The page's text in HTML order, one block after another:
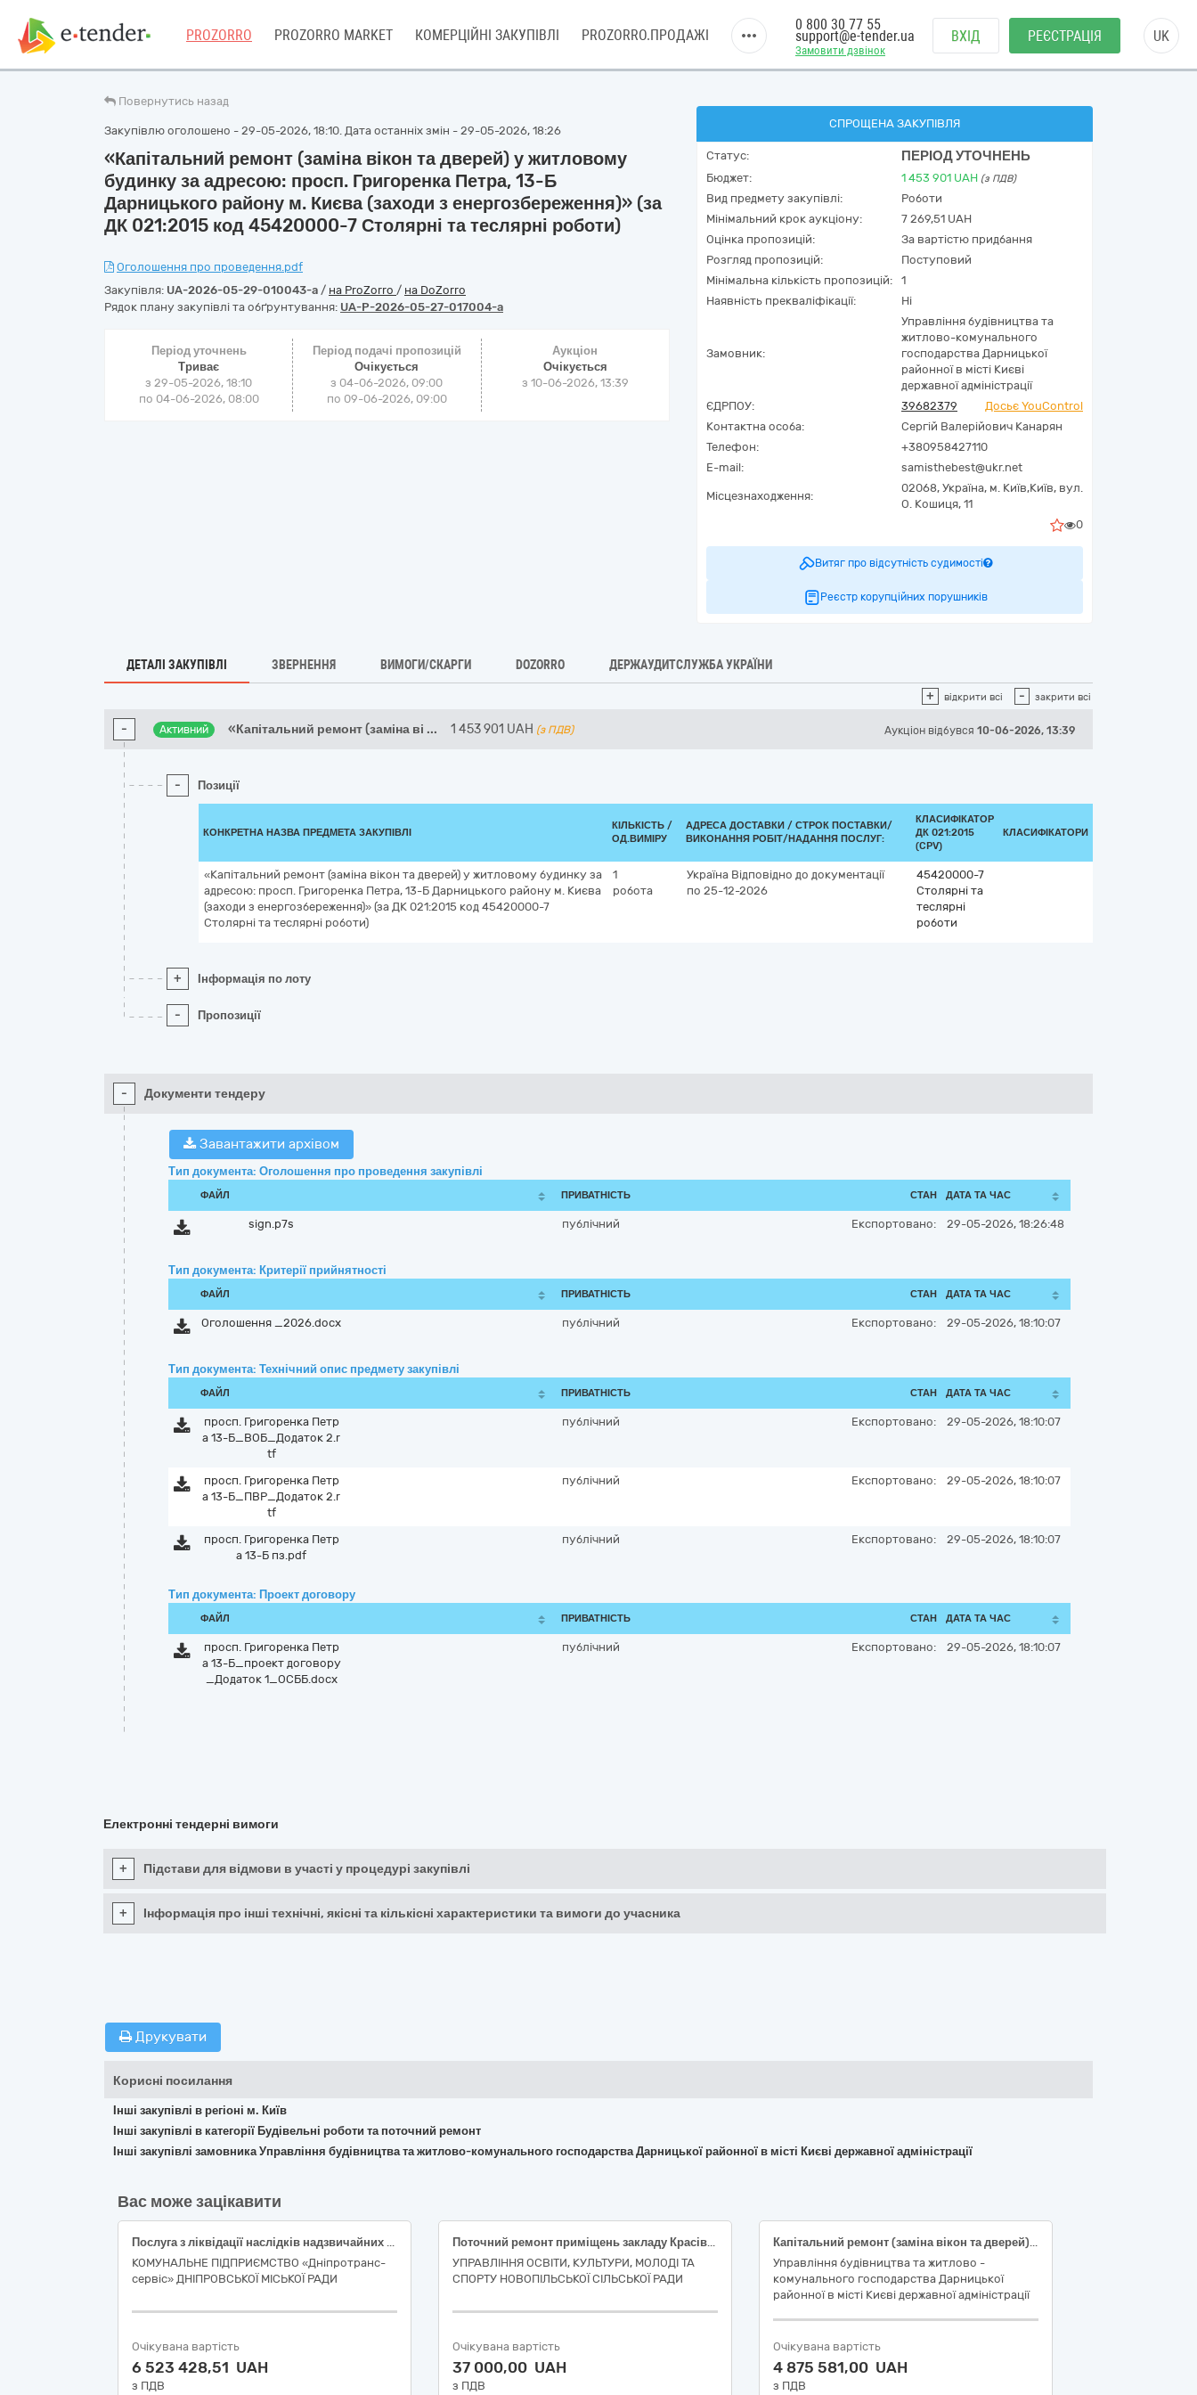
PROZORRO PROZORRO MARKET КОМЕРЦІЙНІ ЗАКУПІВЛІ PROZORRO.ПРОДАЖІ
Замовити дзвінок
0 800 30 77 55
support@e-tender.ua ВХІД РЕЄСТРАЦІЯ UK
Повернутись назад
Закупівлю оголошено - 29-05-2026, 18:10. Дата останніх змін - 29-05-2026, 18:26
«Капітальний ремонт (заміна вікон та дверей) у житловому
будинку за адресою: просп. Григоренка Петра, 13-Б
Дарницького району м. Києва (заходи з енергозбереження)» (за
ДК 021:2015 код 45420000-7 Столярні та теслярні роботи)
Оголошення про проведення.pdf
Закупівля: UA-2026-05-29-010043-a / на ProZorro / на DoZorro
Рядок плану закупівлі та обґрунтування: UA-P-2026-05-27-017004-a
Період уточнень
Триває
з 29-05-2026, 18:10
по 04-06-2026, 08:00
Період подачі пропозицій
Очікується
з 04-06-2026, 09:00
по 09-06-2026, 09:00
Аукціон
Очікується
з 10-06-2026, 13:39
СПРОЩЕНА ЗАКУПІВЛЯ
Статус: ПЕРІОД УТОЧНЕНЬ
Бюджет: 1 453 901 UAH (з ПДВ)
Вид предмету закупівлі:
Роботи
Мінімальний крок аукціону:
7 269,51 UAH
Оцінка пропозицій:
За вартістю придбання
Розгляд пропозицій:
Поступовий
Мінімальна кількість пропозицій:
1
Наявність прекваліфікації:
Ні
Замовник:
Управління будівництва та
житлово-комунального
господарства Дарницької
районної в місті Києві
державної адміністрації
ЄДРПОУ:
39682379
Досьє YouControl
Контактна особа:
Сергій Валерійович Канарян
Телефон:
+380958427110
E-mail:
samisthebest@ukr.net
Місцезнаходження:
02068, Україна, м. Київ,Київ, вул.
О. Кошиця, 11
0
Витяг про відсутність судимості
Реєстр корупційних порушників
ДЕТАЛІ ЗАКУПІВЛІ ЗВЕРНЕННЯ ВИМОГИ/СКАРГИ DOZORRO ДЕРЖАУДИТСЛУЖБА УКРАЇНИ
+ відкрити всі - закрити всі
- Активний «Капітальний ремонт (заміна ві ... 1 453 901 UAH (з ПДВ) Аукціон відбувся 10-06-2026, 13:39
- Позиції
КОНКРЕТНА НАЗВА ПРЕДМЕТА ЗАКУПІВЛІ
КІЛЬКІСТЬ /
ОД.ВИМІРУ
АДРЕСА ДОСТАВКИ / СТРОК ПОСТАВКИ/
ВИКОНАННЯ РОБІТ/НАДАННЯ ПОСЛУГ:
КЛАСИФІКАТОР
ДК 021:2015
(CPV)
КЛАСИФІКАТОРИ
«Капітальний ремонт (заміна вікон та дверей) у житловому будинку за
адресою: просп. Григоренка Петра, 13-Б Дарницького району м. Києва
(заходи з енергозбереження)» (за ДК 021:2015 код 45420000-7
Столярні та теслярні роботи)
1
робота
Україна Відповідно до документації
по 25-12-2026
45420000-7
Столярні та
теслярні
роботи
+ Інформація по лоту
- Пропозиції
- Документи тендеру
Завантажити архівом
Тип документа: Оголошення про проведення закупівлі
ФАЙЛ ПРИВАТНІСТЬ СТАН ДАТА ТА ЧАС
sign.p7s публічний Експортовано: 29-05-2026, 18:26:48
Тип документа: Критерії прийнятності
ФАЙЛ ПРИВАТНІСТЬ СТАН ДАТА ТА ЧАС
Оголошення _2026.docx публічний Експортовано: 29-05-2026, 18:10:07
Тип документа: Технічний опис предмету закупівлі
ФАЙЛ ПРИВАТНІСТЬ СТАН ДАТА ТА ЧАС
просп. Григоренка Петр
а 13-Б_ВОБ_Додаток 2.r
tf
публічний Експортовано: 29-05-2026, 18:10:07
просп. Григоренка Петр
а 13-Б_ПВР_Додаток 2.r
tf
публічний Експортовано: 29-05-2026, 18:10:07
просп. Григоренка Петр
а 13-Б пз.pdf
публічний Експортовано: 29-05-2026, 18:10:07
Тип документа: Проект договору
ФАЙЛ ПРИВАТНІСТЬ СТАН ДАТА ТА ЧАС
просп. Григоренка Петр
а 13-Б_проект договору
_Додаток 1_ОСББ.docx
публічний Експортовано: 29-05-2026, 18:10:07
Електронні тендерні вимоги
+ Підстави для відмови в участі у процедурі закупівлі
+ Інформація про інші технічні, якісні та кількісні характеристики та вимоги до учасника
Друкувати
Корисні посилання
Інші закупівлі в регіоні м. Київ
Інші закупівлі в категорії Будівельні роботи та поточний ремонт
Інші закупівлі замовника Управління будівництва та житлово-комунального господарства Дарницької районної в місті Києві державної адміністрації
Вас може зацікавити
Послуга з ліквідації наслідків надзвичайних ситуацій воєнного характеру (згідно дислокації)
КОМУНАЛЬНЕ ПІДПРИЄМСТВО «Дні­про­транс­
сер­віс» ДНІПРОВСЬКОЇ МІСЬКОЇ РАДИ
Очікувана вартість
6 523 428,51 UAH
з ПДВ
Поточний ремонт приміщень закладу Красівського ліцею НСР в частині заходів з поліпшення теплостійкості, шляхом заміни дверних блоків на енергоефективні (з поліпшеними теплозберігаючими характеристиками) , що здійснюється під час реалізації проєкту щодо надання грошової допомоги Дитячим фондом Організації Об’єднаних Націй (кошти ЮНІСЕФ)
УПРАВЛІННЯ ОСВІТИ, КУЛЬТУРИ, МОЛОДІ ТА
СПОРТУ НОВОПІЛЬСЬКОЇ СІЛЬСЬКОЇ РАДИ
Очікувана вартість
37 000,00 UAH
з ПДВ
Капітальний ремонт (заміна вікон та дверей) у житловому будинку за адресою: просп. Петра Григоренка, 22/20 Дарницького району м. Києва (заходи з енергозбереження) (Код ДК 021:2015: 45421000-4 - Столярні роботи)
Управління будівництва та житлово -
комунального господарства Дарницької
районної в місті Києві державної адміністрації
Очікувана вартість
4 875 581,00 UAH
з ПДВ